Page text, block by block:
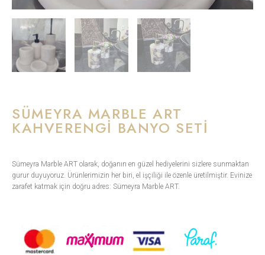
SÜMEYRA MARBLE ART
KAHVERENGI BANYO SETI
Sümeyra Marble ART olarak, doğanın en güzel hediyelerini sizlere sunmaktan
gurur duyuyoruz. Ürünlerimizin her biri, el işçiliği ile özenle üretilmiştir. Evinize
zarafet katmak için doğru adres: Sümeyra Marble ART.